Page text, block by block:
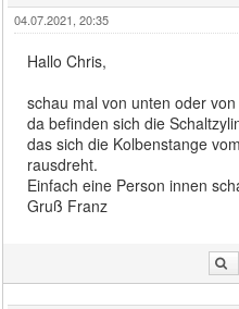
04.07.2021, 20:35
Hallo Chris,
schau mal von unten oder
da befinden sich die
das sich die Kolbenstange
rausdreht.
Einfach eine Person innen
Gruß Franz